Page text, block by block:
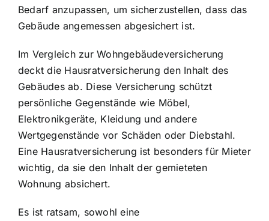
Bedarf anzupassen, um sicherzustellen, dass das
Gebäude angemessen abgesichert ist.
Im Vergleich zur Wohngebäudeversicherung
deckt die Hausratversicherung den Inhalt des
Gebäudes ab. Diese Versicherung schützt
persönliche Gegenstände wie Möbel,
Elektronikgeräte, Kleidung und andere
Wertgegenstände vor Schäden oder Diebstahl.
Eine Hausratversicherung ist besonders für Mieter
wichtig, da sie den Inhalt der gemieteten
Wohnung absichert.
Es ist ratsam, sowohl eine